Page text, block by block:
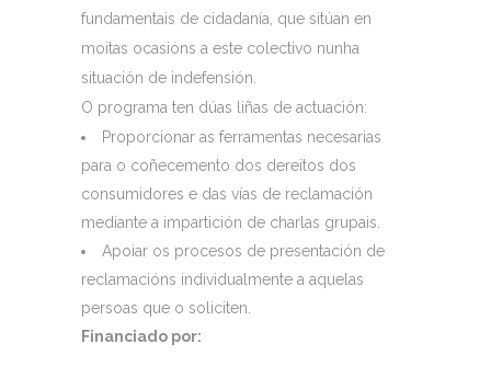
fundamentais de cidadanía, que sitúan en
moitas ocasións a este colectivo nunha
situación de indefensión.
O programa ten dúas liñas de actuación:
Proporcionar as ferramentas necesarias
para o coñecemento dos dereitos dos
consumidores e das vías de reclamación
mediante a impartición de charlas grupais.
Apoiar os procesos de presentación de
reclamacións individualmente a aquelas
persoas que o soliciten.
Financiado por: